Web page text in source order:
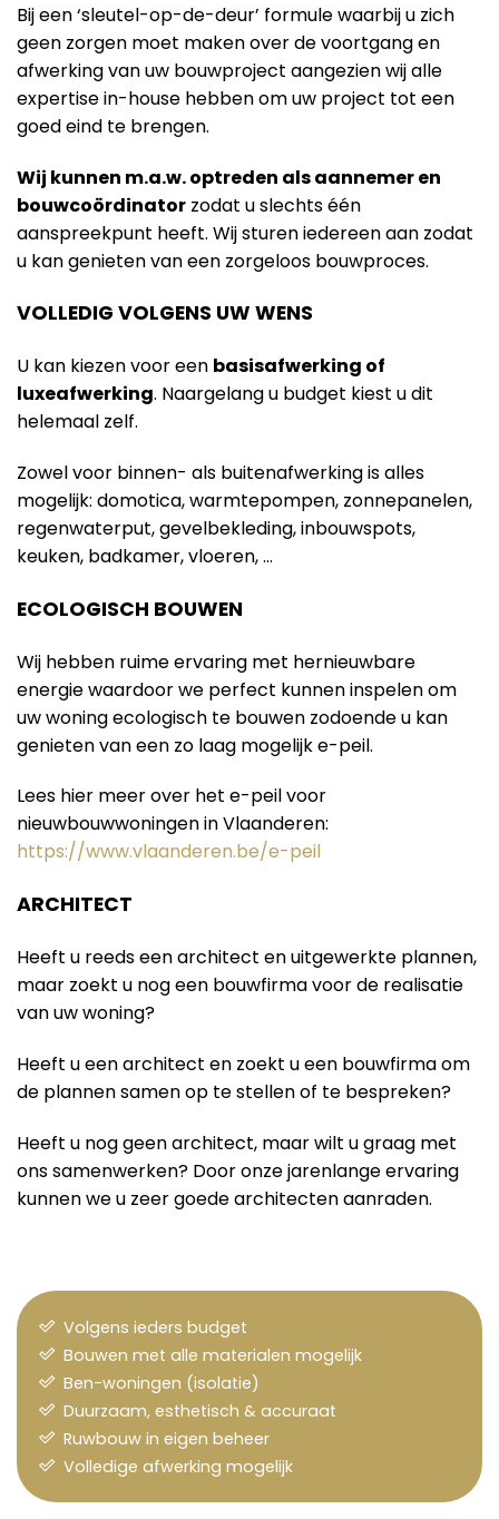
Bij een ‘sleutel-op-de-deur’ formule waarbij u zich
geen zorgen moet maken over de voortgang en
afwerking van uw bouwproject aangezien wij alle
expertise in-house hebben om uw project tot een
goed eind te brengen.
Wij kunnen m.a.w. optreden als aannemer en
bouwcoördinator zodat u slechts één
aanspreekpunt heeft. Wij sturen iedereen aan zodat
u kan genieten van een zorgeloos bouwproces.
VOLLEDIG VOLGENS UW WENS
U kan kiezen voor een basisafwerking of
luxeafwerking. Naargelang u budget kiest u dit
helemaal zelf.
Zowel voor binnen- als buitenafwerking is alles
mogelijk: domotica, warmtepompen, zonnepanelen,
regenwaterput, gevelbekleding, inbouwspots,
keuken, badkamer, vloeren, …
ECOLOGISCH BOUWEN
Wij hebben ruime ervaring met hernieuwbare
energie waardoor we perfect kunnen inspelen om
uw woning ecologisch te bouwen zodoende u kan
genieten van een zo laag mogelijk e-peil.
Lees hier meer over het e-peil voor
nieuwbouwwoningen in Vlaanderen:
https://www.vlaanderen.be/e-peil
ARCHITECT
Heeft u reeds een architect en uitgewerkte plannen,
maar zoekt u nog een bouwfirma voor de realisatie
van uw woning?
Heeft u een architect en zoekt u een bouwfirma om
de plannen samen op te stellen of te bespreken?
Heeft u nog geen architect, maar wilt u graag met
ons samenwerken? Door onze jarenlange ervaring
kunnen we u zeer goede architecten aanraden.
Volgens ieders budget
Bouwen met alle materialen mogelijk
Ben-woningen (isolatie)
Duurzaam, esthetisch & accuraat
Ruwbouw in eigen beheer
Volledige afwerking mogelijk